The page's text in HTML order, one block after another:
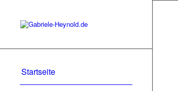
Startseite